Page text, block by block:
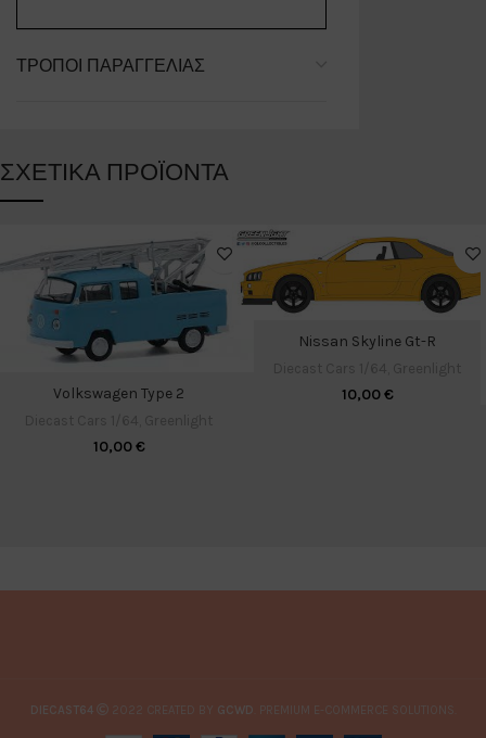
ΤΡΌΠΟΙ ΠΑΡΑΓΓΕΛΊΑΣ
ΣΧΕΤΙΚΆ ΠΡΟΪΌΝΤΑ
Volkswagen Type 2
10,00€
Nissan Skyline Gt-R
10,00€
DIECAST64 2022 CREATED BY GCWD . PREMIUM E-COMMERCE SOLUTIONS.